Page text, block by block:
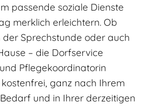
passende soziale Dienste
merklich erleichtern. Ob
der Sprechstunde oder auch
– die Dorfservice
Pflegekoordinatorin
ganz nach Ihrem
und in Ihrer derzeitigen